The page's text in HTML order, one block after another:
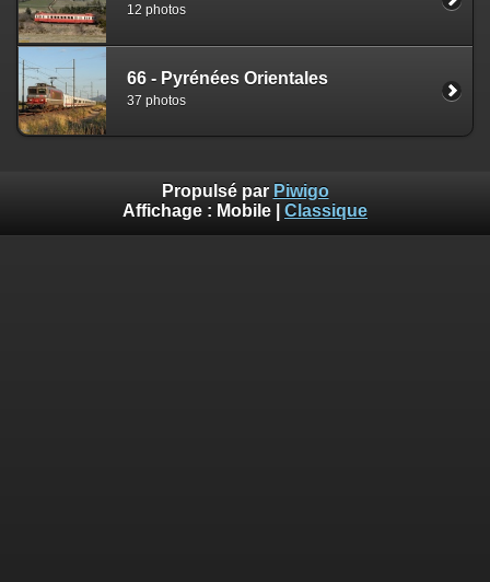
12 photos
66 - Pyrénées Orientales
37 photos
Propulsé par Piwigo
Affichage : Mobile Classique